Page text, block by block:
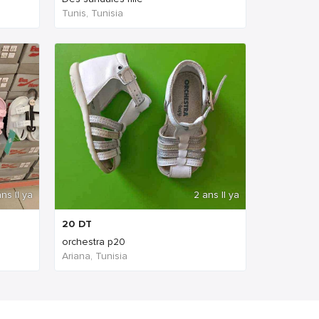
Tunis, Tunisia
Il ya 2 ans Il ya
20 DT
orchestra p20
Ariana, Tunisia